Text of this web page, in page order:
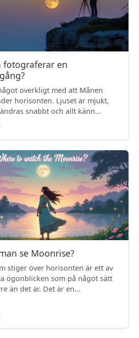
fotograferar en
overkligt med att Månen
horisonten. Ljuset är mjukt,
snabbt och allt känn...
se Moonrise?
stiger över horisonten är ett av
ögonblicken som på något sätt
än det är. Det är en...